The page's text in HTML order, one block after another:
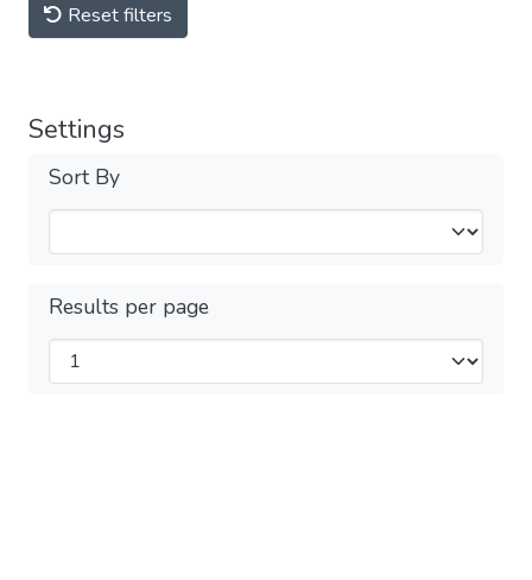
Reset filters
Settings
Sort By
Results per page